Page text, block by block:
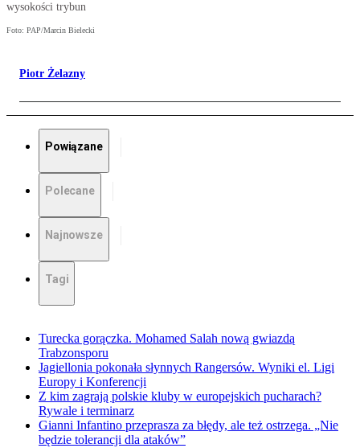
wysokości trybun
Foto: PAP/Marcin Bielecki
Piotr Żelazny
Powiązane
Polecane
Najnowsze
Tagi
Turecka gorączka. Mohamed Salah nową gwiazdą
Trabzonsporu
Jagiellonia pokonała słynnych Rangersów. Wyniki el. Ligi
Europy i Konferencji
Z kim zagrają polskie kluby w europejskich pucharach?
Rywale i terminarz
Gianni Infantino przeprasza za błędy, ale też ostrzega. „Nie
będzie tolerancji dla ataków”